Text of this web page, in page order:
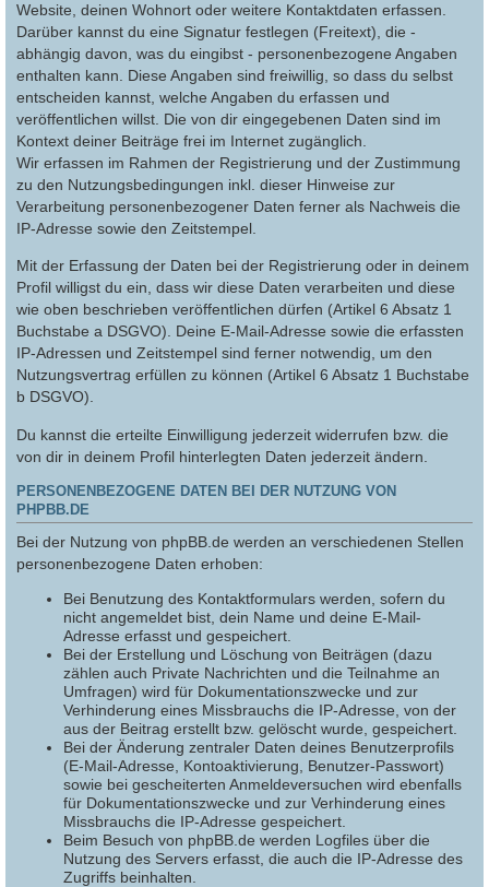
Website, deinen Wohnort oder weitere Kontaktdaten erfassen.
Darüber kannst du eine Signatur festlegen (Freitext), die -
abhängig davon, was du eingibst - personenbezogene Angaben
enthalten kann. Diese Angaben sind freiwillig, so dass du selbst
entscheiden kannst, welche Angaben du erfassen und
veröffentlichen willst. Die von dir eingegebenen Daten sind im
Kontext deiner Beiträge frei im Internet zugänglich.
Wir erfassen im Rahmen der Registrierung und der Zustimmung
zu den Nutzungsbedingungen inkl. dieser Hinweise zur
Verarbeitung personenbezogener Daten ferner als Nachweis die
IP-Adresse sowie den Zeitstempel.
Mit der Erfassung der Daten bei der Registrierung oder in deinem
Profil willigst du ein, dass wir diese Daten verarbeiten und diese
wie oben beschrieben veröffentlichen dürfen (Artikel 6 Absatz 1
Buchstabe a DSGVO). Deine E-Mail-Adresse sowie die erfassten
IP-Adressen und Zeitstempel sind ferner notwendig, um den
Nutzungsvertrag erfüllen zu können (Artikel 6 Absatz 1 Buchstabe
b DSGVO).
Du kannst die erteilte Einwilligung jederzeit widerrufen bzw. die
von dir in deinem Profil hinterlegten Daten jederzeit ändern.
PERSONENBEZOGENE DATEN BEI DER NUTZUNG VON
PHPBB.DE
Bei der Nutzung von phpBB.de werden an verschiedenen Stellen
personenbezogene Daten erhoben:
Bei Benutzung des Kontaktformulars werden, sofern du
nicht angemeldet bist, dein Name und deine E-Mail-
Adresse erfasst und gespeichert.
Bei der Erstellung und Löschung von Beiträgen (dazu
zählen auch Private Nachrichten und die Teilnahme an
Umfragen) wird für Dokumentationszwecke und zur
Verhinderung eines Missbrauchs die IP-Adresse, von der
aus der Beitrag erstellt bzw. gelöscht wurde, gespeichert.
Bei der Änderung zentraler Daten deines Benutzerprofils
(E-Mail-Adresse, Kontoaktivierung, Benutzer-Passwort)
sowie bei gescheiterten Anmeldeversuchen wird ebenfalls
für Dokumentationszwecke und zur Verhinderung eines
Missbrauchs die IP-Adresse gespeichert.
Beim Besuch von phpBB.de werden Logfiles über die
Nutzung des Servers erfasst, die auch die IP-Adresse des
Zugriffs beinhalten.